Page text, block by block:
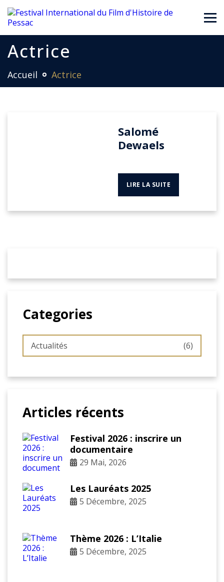
Actrice
Accueil Actrice
Salomé
Dewaels
LIRE LA SUITE
Categories
Actualités (6)
Articles récents
Festival 2026 : inscrire un
documentaire
29 Mai, 2026
Les Lauréats 2025
5 Décembre, 2025
Thème 2026 : L’Italie
5 Décembre, 2025